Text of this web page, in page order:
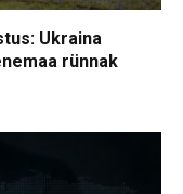
Ukraina
rünnak